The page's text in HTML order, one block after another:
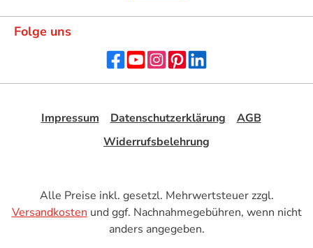
Folge uns
Impressum Datenschutzerklärung
AGB
Widerrufsbelehrung
Alle Preise inkl. gesetzl. Mehrwertsteuer zzgl.
Versandkosten und ggf. Nachnahmegebühren, wenn nicht
anders angegeben.